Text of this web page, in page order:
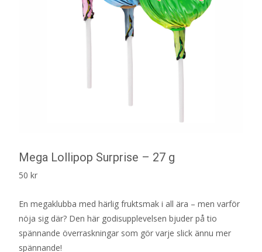
Mega Lollipop Surprise – 27 g
50 kr
En megaklubba med härlig fruktsmak i all ära – men varför
nöja sig där? Den här godisupplevelsen bjuder på tio
spännande överraskningar som gör varje slick ännu mer
spännande!